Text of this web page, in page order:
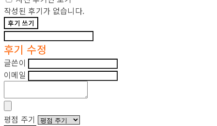
작성된 후기가 없습니다.
후기 쓰기
후기 수정
글쓴이
이메일
평점 주기